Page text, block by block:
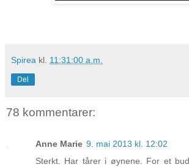
Spirea kl. 11:31:00 a.m.
Del
78 kommentarer:
Anne Marie 9. mai 2013 kl. 12:02
Sterkt. Har tårer i øynene. For et